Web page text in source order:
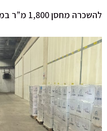
להשכרה מחסן 1,800 מ”ר במערב ראשון לציון